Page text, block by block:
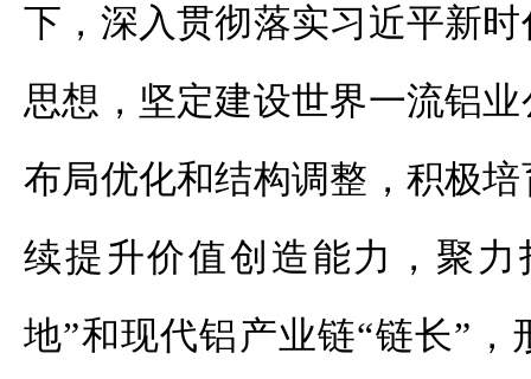
下，深入贯彻落实习近平新
思想，坚定建设世界一流铝
布局优化和结构调整，积极
续提升价值创造能力，聚
地”和现代铝产业链“链长”